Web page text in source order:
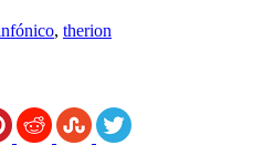
, therion